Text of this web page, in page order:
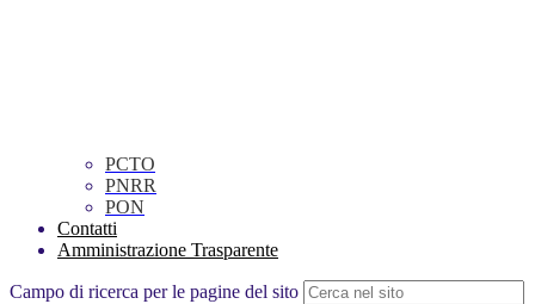
PCTO
PNRR
PON
Contatti
Amministrazione Trasparente
Campo di ricerca per le pagine del sito